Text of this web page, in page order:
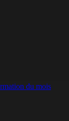
du mois